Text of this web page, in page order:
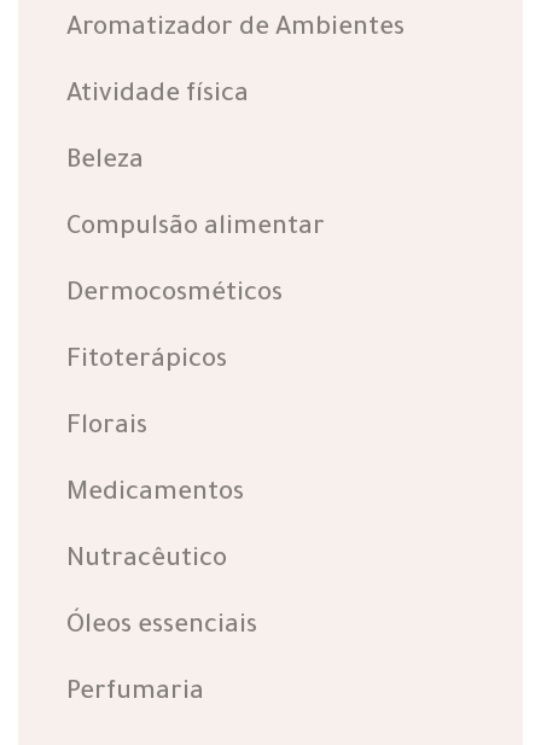
Aromatizador de Ambientes
Atividade física
Beleza
Compulsão alimentar
Dermocosméticos
Fitoterápicos
Florais
Medicamentos
Nutracêutico
Óleos essenciais
Perfumaria